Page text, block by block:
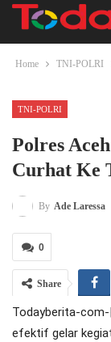
Home TNI-POLRI
TNI-POLRI
Polres
Curhat Ke
By Ade Laressa
0
Share
Todayberita-com-
efektif gelar